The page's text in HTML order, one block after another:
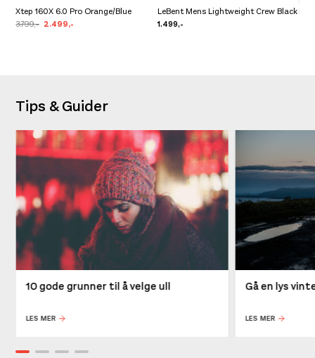
Xtep 160X 6.0 Pro Orange/Blue
3.799,- 2.499,-
LeBent Mens Lightweight Crew Black
1.499,-
M's
Tips & Guider
10 gode grunner til å velge ull
LES MER
Gå en lys
LES MER